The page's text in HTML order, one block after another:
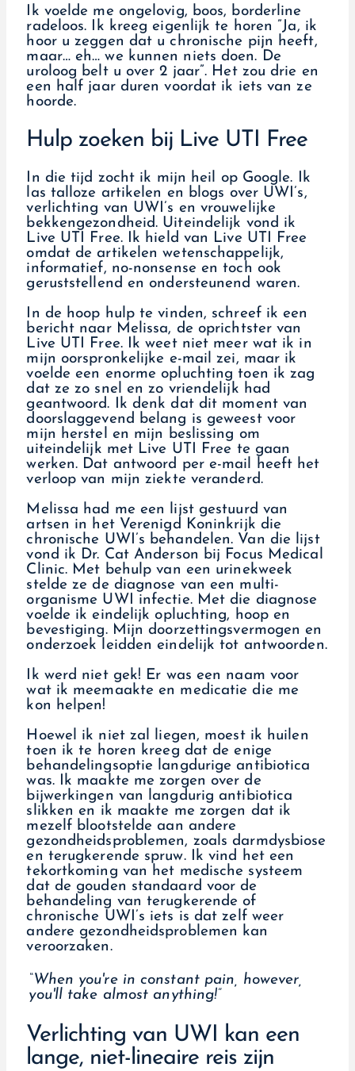
Ik voelde me ongelovig, boos, borderline
radeloos. Ik kreeg eigenlijk te horen ”Ja, ik
hoor u zeggen dat u chronische pijn heeft,
maar… eh… we kunnen niets doen. De
uroloog belt u over 2 jaar”. Het zou drie en
een half jaar duren voordat ik iets van ze
hoorde.
Hulp zoeken bij Live UTI Free
In die tijd zocht ik mijn heil op Google. Ik
las talloze artikelen en blogs over UWI’s,
verlichting van UWI’s en vrouwelijke
bekkengezondheid. Uiteindelijk vond ik
Live UTI Free. Ik hield van Live UTI Free
omdat de artikelen wetenschappelijk,
informatief, no-nonsense en toch ook
geruststellend en ondersteunend waren.
In de hoop hulp te vinden, schreef ik een
bericht naar Melissa, de oprichtster van
Live UTI Free. Ik weet niet meer wat ik in
mijn oorspronkelijke e-mail zei, maar ik
voelde een enorme opluchting toen ik zag
dat ze zo snel en zo vriendelijk had
geantwoord. Ik denk dat dit moment van
doorslaggevend belang is geweest voor
mijn herstel en mijn beslissing om
uiteindelijk met Live UTI Free te gaan
werken. Dat antwoord per e-mail heeft het
verloop van mijn ziekte veranderd.
Melissa had me een lijst gestuurd van
artsen in het Verenigd Koninkrijk die
chronische UWI’s behandelen. Van die lijst
vond ik Dr. Cat Anderson bij Focus Medical
Clinic. Met behulp van een urinekweek
stelde ze de diagnose van een multi-
organisme UWI infectie. Met die diagnose
voelde ik eindelijk opluchting, hoop en
bevestiging. Mijn doorzettingsvermogen en
onderzoek leidden eindelijk tot antwoorden.
Ik werd niet gek! Er was een naam voor
wat ik meemaakte en medicatie die me
kon helpen!
Hoewel ik niet zal liegen, moest ik huilen
toen ik te horen kreeg dat de enige
behandelingsoptie langdurige antibiotica
was. Ik maakte me zorgen over de
bijwerkingen van langdurig antibiotica
slikken en ik maakte me zorgen dat ik
mezelf blootstelde aan andere
gezondheidsproblemen, zoals darmdysbiose
en terugkerende spruw. Ik vind het een
tekortkoming van het medische systeem
dat de gouden standaard voor de
behandeling van terugkerende of
chronische UWI’s iets is dat zelf weer
andere gezondheidsproblemen kan
veroorzaken.
“When you're in constant pain, however,
you'll take almost anything!”
Verlichting van UWI kan een
lange, niet-lineaire reis zijn